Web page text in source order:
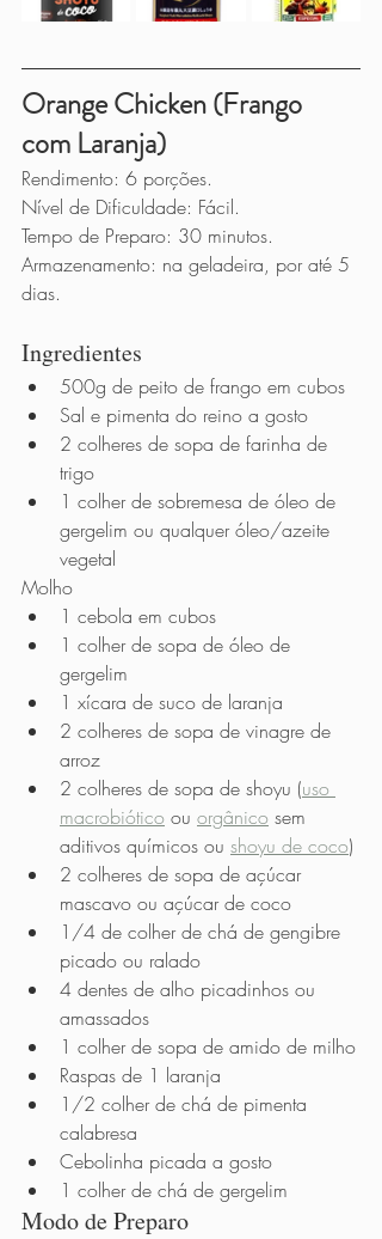
Orange Chicken (Frango
com Laranja)
Rendimento: 6 porções.
Nível de Dificuldade: Fácil.
Tempo de Preparo: 30 minutos.
Armazenamento: na geladeira, por até 5
dias.
Ingredientes
500g de peito de frango em cubos
Sal e pimenta do reino a gosto
2 colheres de sopa de farinha de
trigo
1 colher de sobremesa de óleo de
gergelim ou qualquer óleo/azeite
vegetal
Molho
1 cebola em cubos
1 colher de sopa de óleo de
gergelim
1 xícara de suco de laranja
2 colheres de sopa de vinagre de
arroz
2 colheres de sopa de shoyu (uso
macrobiótico ou orgânico sem
aditivos químicos ou shoyu de coco)
2 colheres de sopa de açúcar
mascavo ou açúcar de coco
1/4 de colher de chá de gengibre
picado ou ralado
4 dentes de alho picadinhos ou
amassados
1 colher de sopa de amido de milho
Raspas de 1 laranja
1/2 colher de chá de pimenta
calabresa
Cebolinha picada a gosto
1 colher de chá de gergelim
Modo de Preparo